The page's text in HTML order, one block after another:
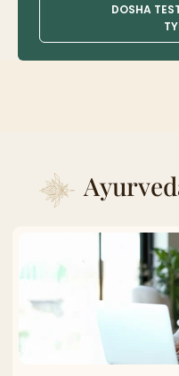
DOSHA